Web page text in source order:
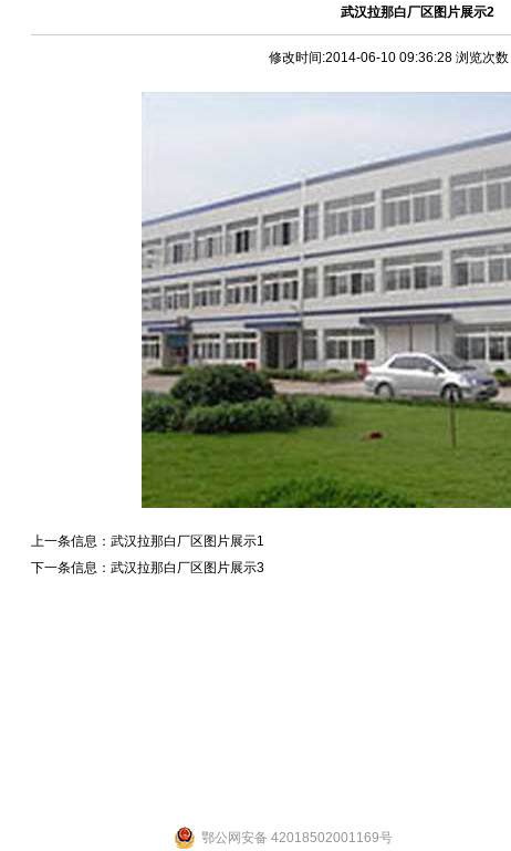
武汉拉那白厂区图片展示2
修改时间:2014-06-10 09:36:28 浏览次
上一条信息： 武汉拉那白厂区图片展示1
下一条信息： 武汉拉那白厂区图片展示3
鄂公网安备 42018502001169号